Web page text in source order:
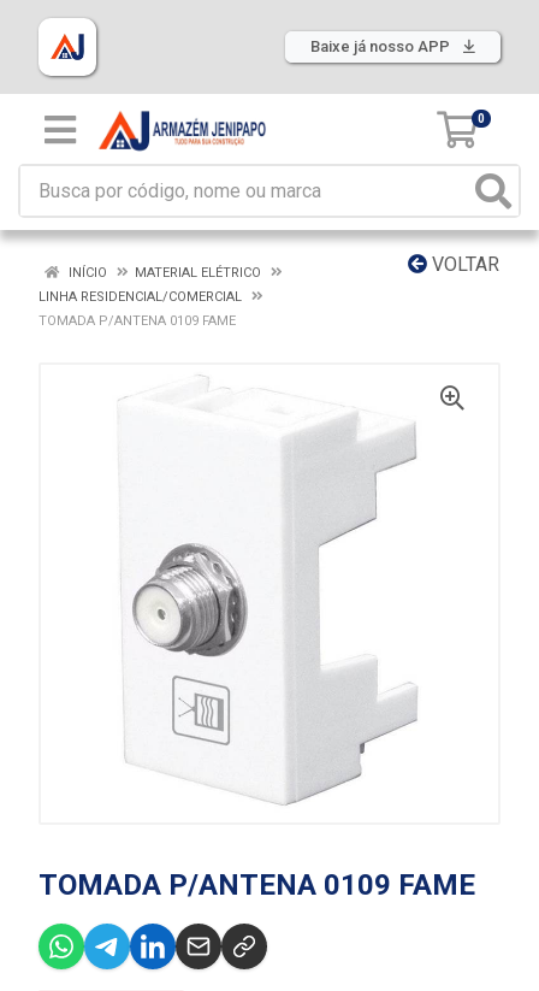
Baixe já nosso APP
0
VOLTAR
INÍCIO
MATERIAL ELÉTRICO
LINHA RESIDENCIAL/COMERCIAL
TOMADA P/ANTENA 0109 FAME
TOMADA P/ANTENA 0109 FAME